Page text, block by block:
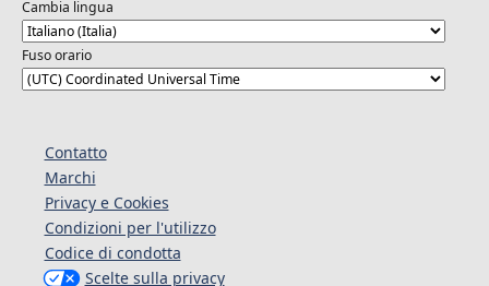
Cambia lingua
Fuso orario
Contatto
Marchi
Privacy e Cookies
Condizioni per l'utilizzo
Codice di condotta
Scelte sulla privacy